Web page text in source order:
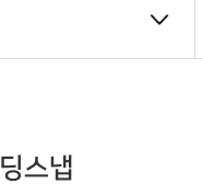
스냅